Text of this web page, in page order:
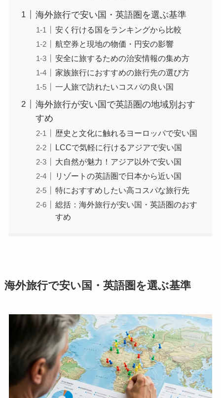
海外旅行で安い国・英語圏を選ぶ基準
安く行ける国をランキングから比較
航空券と現地の物価・円安の影響
安全に旅するための治安情報の集め方
家族旅行におすすめの旅行先の選び方
一人旅で訪れたいコスパの良い国
海外旅行が安い国で英語圏の地域別おす
すめ
歴史と文化に触れるヨーロッパで安い国
LCCで気軽に行けるアジアで安い国
大自然が魅力！アジア以外で安い国
リゾートの英語圏で日本から近い国
特におすすめしたい高コスパな旅行先
総括：海外旅行が安い国・英語圏のおす
すめ
海外旅行で安い国・英語圏を選ぶ基準